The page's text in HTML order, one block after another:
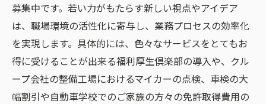
募集中です。若い力がもたらす新しい視点やアイデア
は、職場環境の活性化に寄与し、業務プロセスの効率化
を実現します。具体的には、色々なサービスをとてもお
得に受けることが出来る福利厚生倶楽部の導入や、クル
ープ会社の整備工場におけるマイカーの点検、車検の大
幅割引や自動車学校でのご家族の方々の免許取得費用の